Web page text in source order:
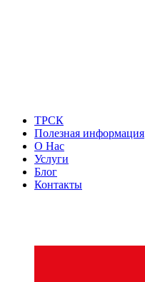
ТРСК
Полезная информация
О Нас
Услуги
Блог
Контакты